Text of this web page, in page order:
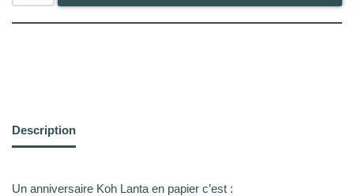
Description
Un anniversaire Koh Lanta en papier c’est :